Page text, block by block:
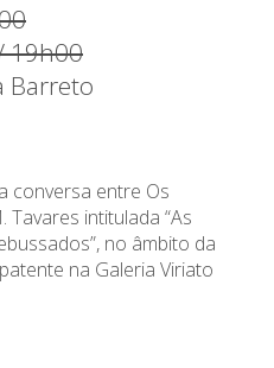
19h00
Barreto
conversa entre Os
Tavares intitulada “As
no âmbito da
na Galeria Viriato